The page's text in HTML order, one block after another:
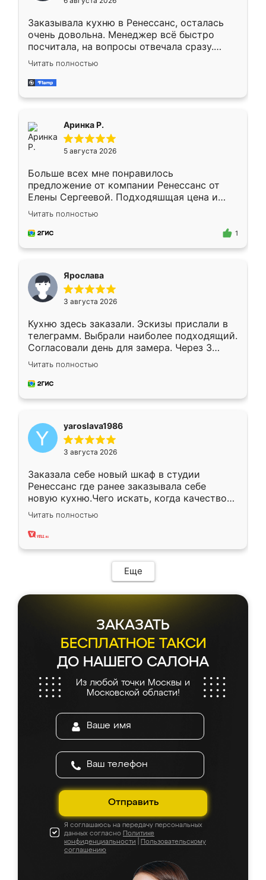
мебели буду заказывать только здесь.
Заказывала кухню в Ренессанс, осталась
очень довольна. Менеджер всё быстро
посчитала, на вопросы отвечала сразу.
Замерщик приехал в субботу, подошёл к
делу со всей ответственностью. Собрали
за день, ребята работали аккуратно, даже
Читать полностью
Аринка Р.
5 августа 2026
Больше всех мне понравилось
предложение от компании Ренессанс от
Елены Сергеевой. Подходяшщая цена и
короткие сроки изготовления. Приехавший
для замера сотрудник Владислав
предложил по моему эскизу самый
Читать полностью
1
Ярослава
3 августа 2026
Кухню здесь заказали. Эскизы прислали в
телеграмм. Выбрали наиболее подходящий.
Согласовали день для замера. Через 3
недели кухня была уже готова. Остались
довольны работой. Спасибо Ренессанс
мебель за качественную работу!
Читать полностью
yaroslava1986
3 августа 2026
Заказала себе новый шкаф в студии
Ренессанс где ранее заказывала себе
новую кухню.Чего искать, когда качеством
вполне довольна. Служит кухня уже почти
два года, нареканий нет.
Читать полностью
Еще
ЗАКАЗАТЬ
БЕСПЛАТНОЕ ТАКСИ
ДО НАШЕГО САЛОНА
Из любой точки Москвы и
Московской области!
Отправить
Я соглашаюсь на передачу персональных
данных согласно Политике
конфиденциальности
Пользовательскому
соглашению